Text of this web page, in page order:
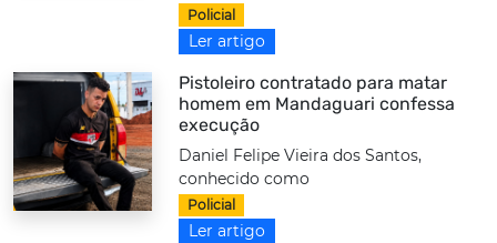
Policial
Ler artigo
Pistoleiro contratado para matar
homem em Mandaguari confessa
execução
Daniel Felipe Vieira dos Santos,
conhecido como
Policial
Ler artigo